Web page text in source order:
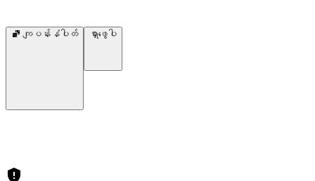
ကျပန်းနံပါတ် ရှာဖွေပါ